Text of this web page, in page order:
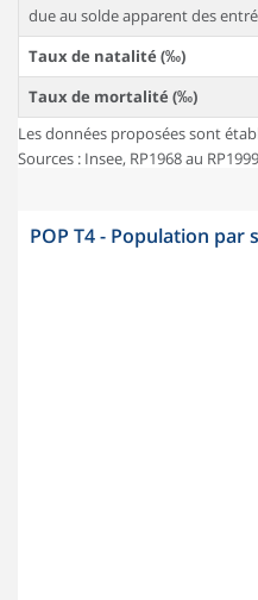
due au solde apparent des
Taux de natalité (‰)
Taux de mortalité (‰)
Les données proposées sont
Sources : Insee, RP1968 au
POP T4 - Population par